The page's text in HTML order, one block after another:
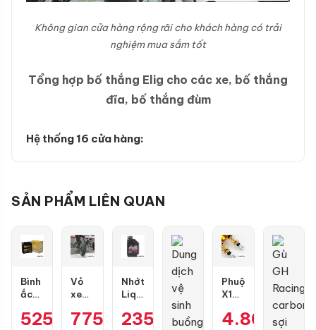
Không gian cửa hàng rộng rãi cho khách hàng có trải
nghiệm mua sắm tốt
Tổng hợp bố thắng Elig cho các xe, bố thắng
đĩa, bố thắng đùm
Hệ thống 16 cửa hàng:
SẢN PHẨM LIÊN QUAN
Bình
ắc
GS
525.000₫
Vỏ
xe
TT902
775.000₫
Nhớt
Liqui
10W40
235.000₫
Phuộc
X1R
Pro